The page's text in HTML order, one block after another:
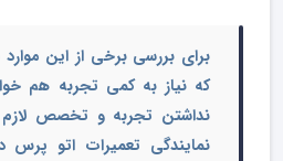
برای بررسی برخی از این
که نیاز به کمی تجربه هم
نداشتن تجربه و تخصص
نمایندگی تعمیرات اتو